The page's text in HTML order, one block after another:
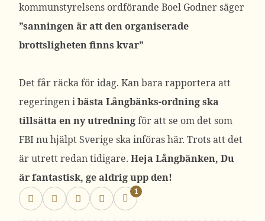
kommunstyrelsens ordförande Boel Godner säger
”sanningen är att den organiserade
brottsligheten finns kvar”
Det får räcka för idag. Kan bara rapportera att
regeringen ibästa Långbänks-ordning ska
tillsätta en ny utredningför att se om det som
FBI nu hjälpt Sverige ska införas här. Trots att det
är utrett redan tidigare. Heja Långbänken, Du
är fantastisk, ge aldrig upp den!
1